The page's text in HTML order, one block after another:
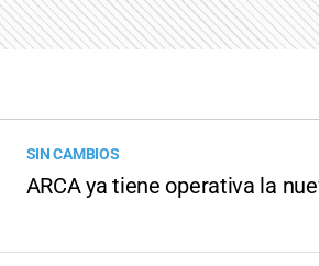
SIN CAMBIOS
ARCA ya tiene operativa la